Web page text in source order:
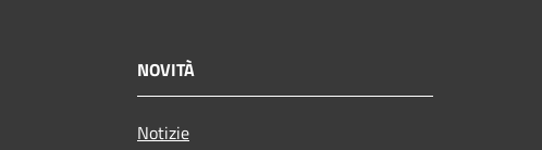
NOVITÀ
Notizie